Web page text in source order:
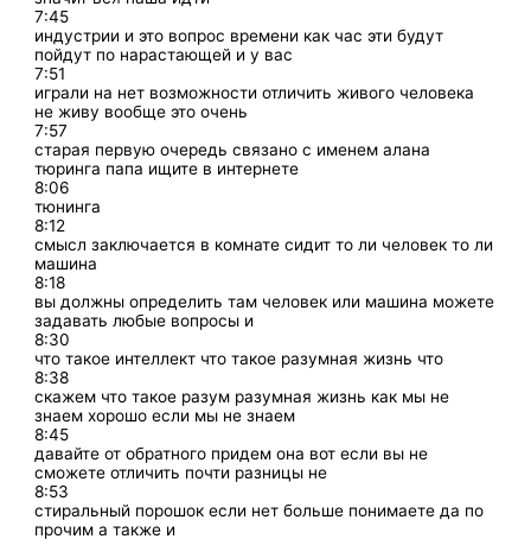
7:45
индустрии и это вопрос времени как час эти будут
пойдут по нарастающей и у вас
7:51
играли на нет возможности отличить живого человека
не живу вообще это очень
7:57
старая первую очередь связано с именем алана
тюринга папа ищите в интернете
8:06
тюнинга
8:12
смысл заключается в комнате сидит то ли человек то ли
машина
8:18
вы должны определить там человек или машина можете
задавать любые вопросы и
8:30
что такое интеллект что такое разумная жизнь что
8:38
скажем что такое разум разумная жизнь как мы не
знаем хорошо если мы не знаем
8:45
давайте от обратного придем она вот если вы не
сможете отличить почти разницы не
8:53
стиральный порошок если нет больше понимаете да по
прочим а также и